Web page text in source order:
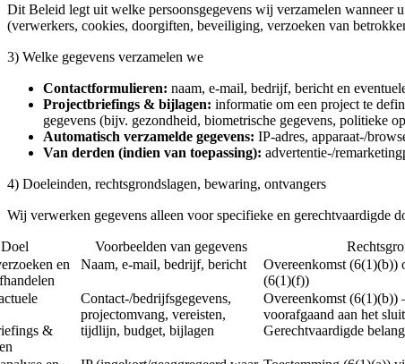
Dit Beleid legt uit welke persoonsgegevens wij verzamelen
(verwerkers, cookies, doorgiften, beveiliging, verzoeken van
3) Welke gegevens verzamelen we
Contactformulieren: naam, e-mail, bedrijf, bericht en
Projectbriefings & bijlagen: informatie om een project te
gegevens (bijv. gezondheid, biometrische gegevens, politieke
Automatisch verzamelde gegevens: IP-adres, apparaat-/
Van derden (indien van toepassing): advertentie-/
4) Doeleinden, rechtsgrondslagen, bewaring, ontvangers
Wij verwerken gegevens alleen voor specifieke en gerechtvaardigde
Doel Voorbeelden van gegevens
en
Naam, e-mail, bedrijf, bericht
Overeenkomst (6(1)(b))
(6(1)(f))
&
Contact-/bedrijfsgegevens,
projectomvang, vereisten,
tijdlijn, budget, bijlagen
Overeenkomst
voorafgaand aan het
Gerechtvaardigde